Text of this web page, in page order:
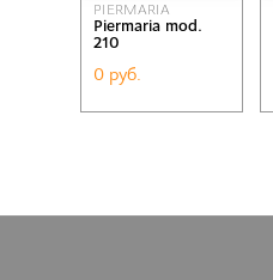
PIERMARIA
Piermaria mod.
210
0 руб.